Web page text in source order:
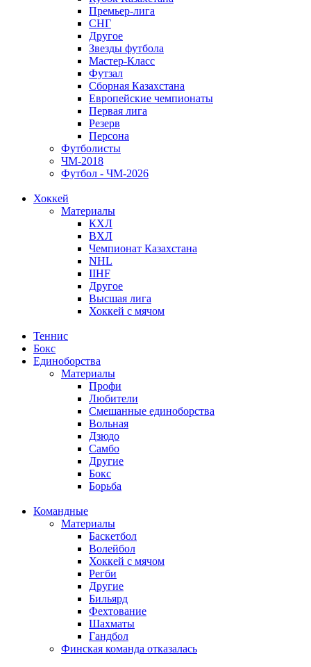
Премьер-лига
СНГ
Другое
Звезды футбола
Мастер-Класс
Футзал
Сборная Казахстана
Европейские чемпионаты
Первая лига
Резерв
Персона
Футболисты
ЧМ-2018
Футбол - ЧМ-2026
Хоккей
Материалы
КХЛ
ВХЛ
Чемпионат Казахстана
NHL
IIHF
Другое
Высшая лига
Хоккей с мячом
Теннис
Бокс
Единоборства
Материалы
Профи
Любители
Смешанные единоборства
Вольная
Дзюдо
Самбо
Другие
Бокс
Борьба
Командные
Материалы
Баскетбол
Волейбол
Хоккей с мячом
Регби
Другие
Бильярд
Фехтование
Шахматы
Гандбол
Финская команда отказалась